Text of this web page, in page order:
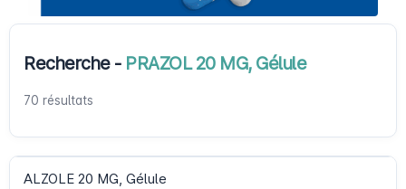
Recherche - PRAZOL 20 MG, Gélule
70 résultats
ALZOLE 20 MG, Gélule